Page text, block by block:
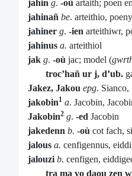
jahin g. -où artaith; poen
jahinañ be. arteithio,
jahiner g. -ien arteithiwr,
jahinus a. arteithiol
jak g. -où jac; model (
troc’hañ ur j, d’ub.
Jakez, Jakou epg. Sianco,
jakobin1 a. Jacobin,
Jakobin2 g. -ed Jacobin
jakedenn b. -où cot fach,
jalous a. cenfigennus,
jalouzi b. cenfigen,
tra ma vo daou zen